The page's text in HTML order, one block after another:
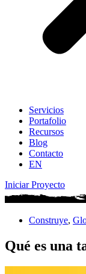
Servicios
Portafolio
Recursos
Blog
Contacto
EN
Iniciar Proyecto
Construye,
Qué es una